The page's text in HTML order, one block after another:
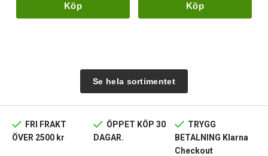
Köp Köp
Se hela sortimentet
FRI FRAKT
ÖVER 2500 kr
ÖPPET KÖP 30
DAGAR.
TRYGG
BETALNING Klarna
Checkout